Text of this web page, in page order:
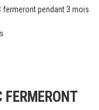
fermeront pendant 3 mois